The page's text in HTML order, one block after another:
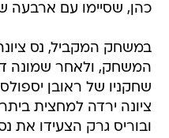
כהן, שסיימו עם ארבעה
במשחק המקביל, נס
ובוריס גרק הצעידו את